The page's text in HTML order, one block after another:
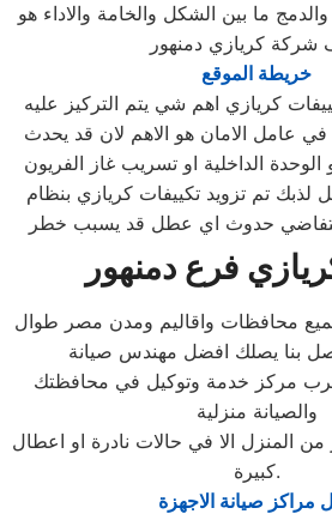
ما بين الشكل والخامة والاداء هو
كريازي دمنهور
خريطة الموقع
كريازي اهم شي يتم التركيز عليه
عامل الامان هو الاهم لان قد يحدث
الداخلية او تسريب غاز الفريون
تم تزويد تكييفات كريازي بنظام
لتفاضي حدوث اي عطل قد يسبب خطر
فرع دمنهور
محافظات واقاليم ومدن مصر طوال
بنا يصلك افضل مهندس صيانة
مركز خدمة وتوكيل في محافظتك
والصيانة منزلية
من المنزل الا في حالات نادرة او اعطال
كبيرة.
مراكز صيانة الاجهزة